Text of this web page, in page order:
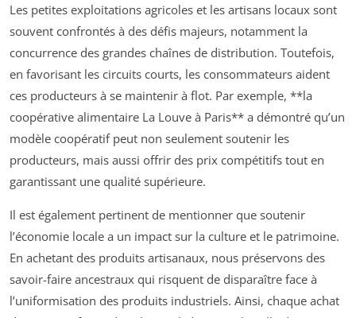
Les petites exploitations agricoles et les artisans locaux sont
souvent confrontés à des défis majeurs, notamment la
concurrence des grandes chaînes de distribution. Toutefois,
en favorisant les circuits courts, les consommateurs aident
ces producteurs à se maintenir à flot. Par exemple, **la
coopérative alimentaire La Louve à Paris** a démontré qu’un
modèle coopératif peut non seulement soutenir les
producteurs, mais aussi offrir des prix compétitifs tout en
garantissant une qualité supérieure.
Il est également pertinent de mentionner que soutenir
l’économie locale a un impact sur la culture et le patrimoine.
En achetant des produits artisanaux, nous préservons des
savoir-faire ancestraux qui risquent de disparaître face à
l’uniformisation des produits industriels. Ainsi, chaque achat